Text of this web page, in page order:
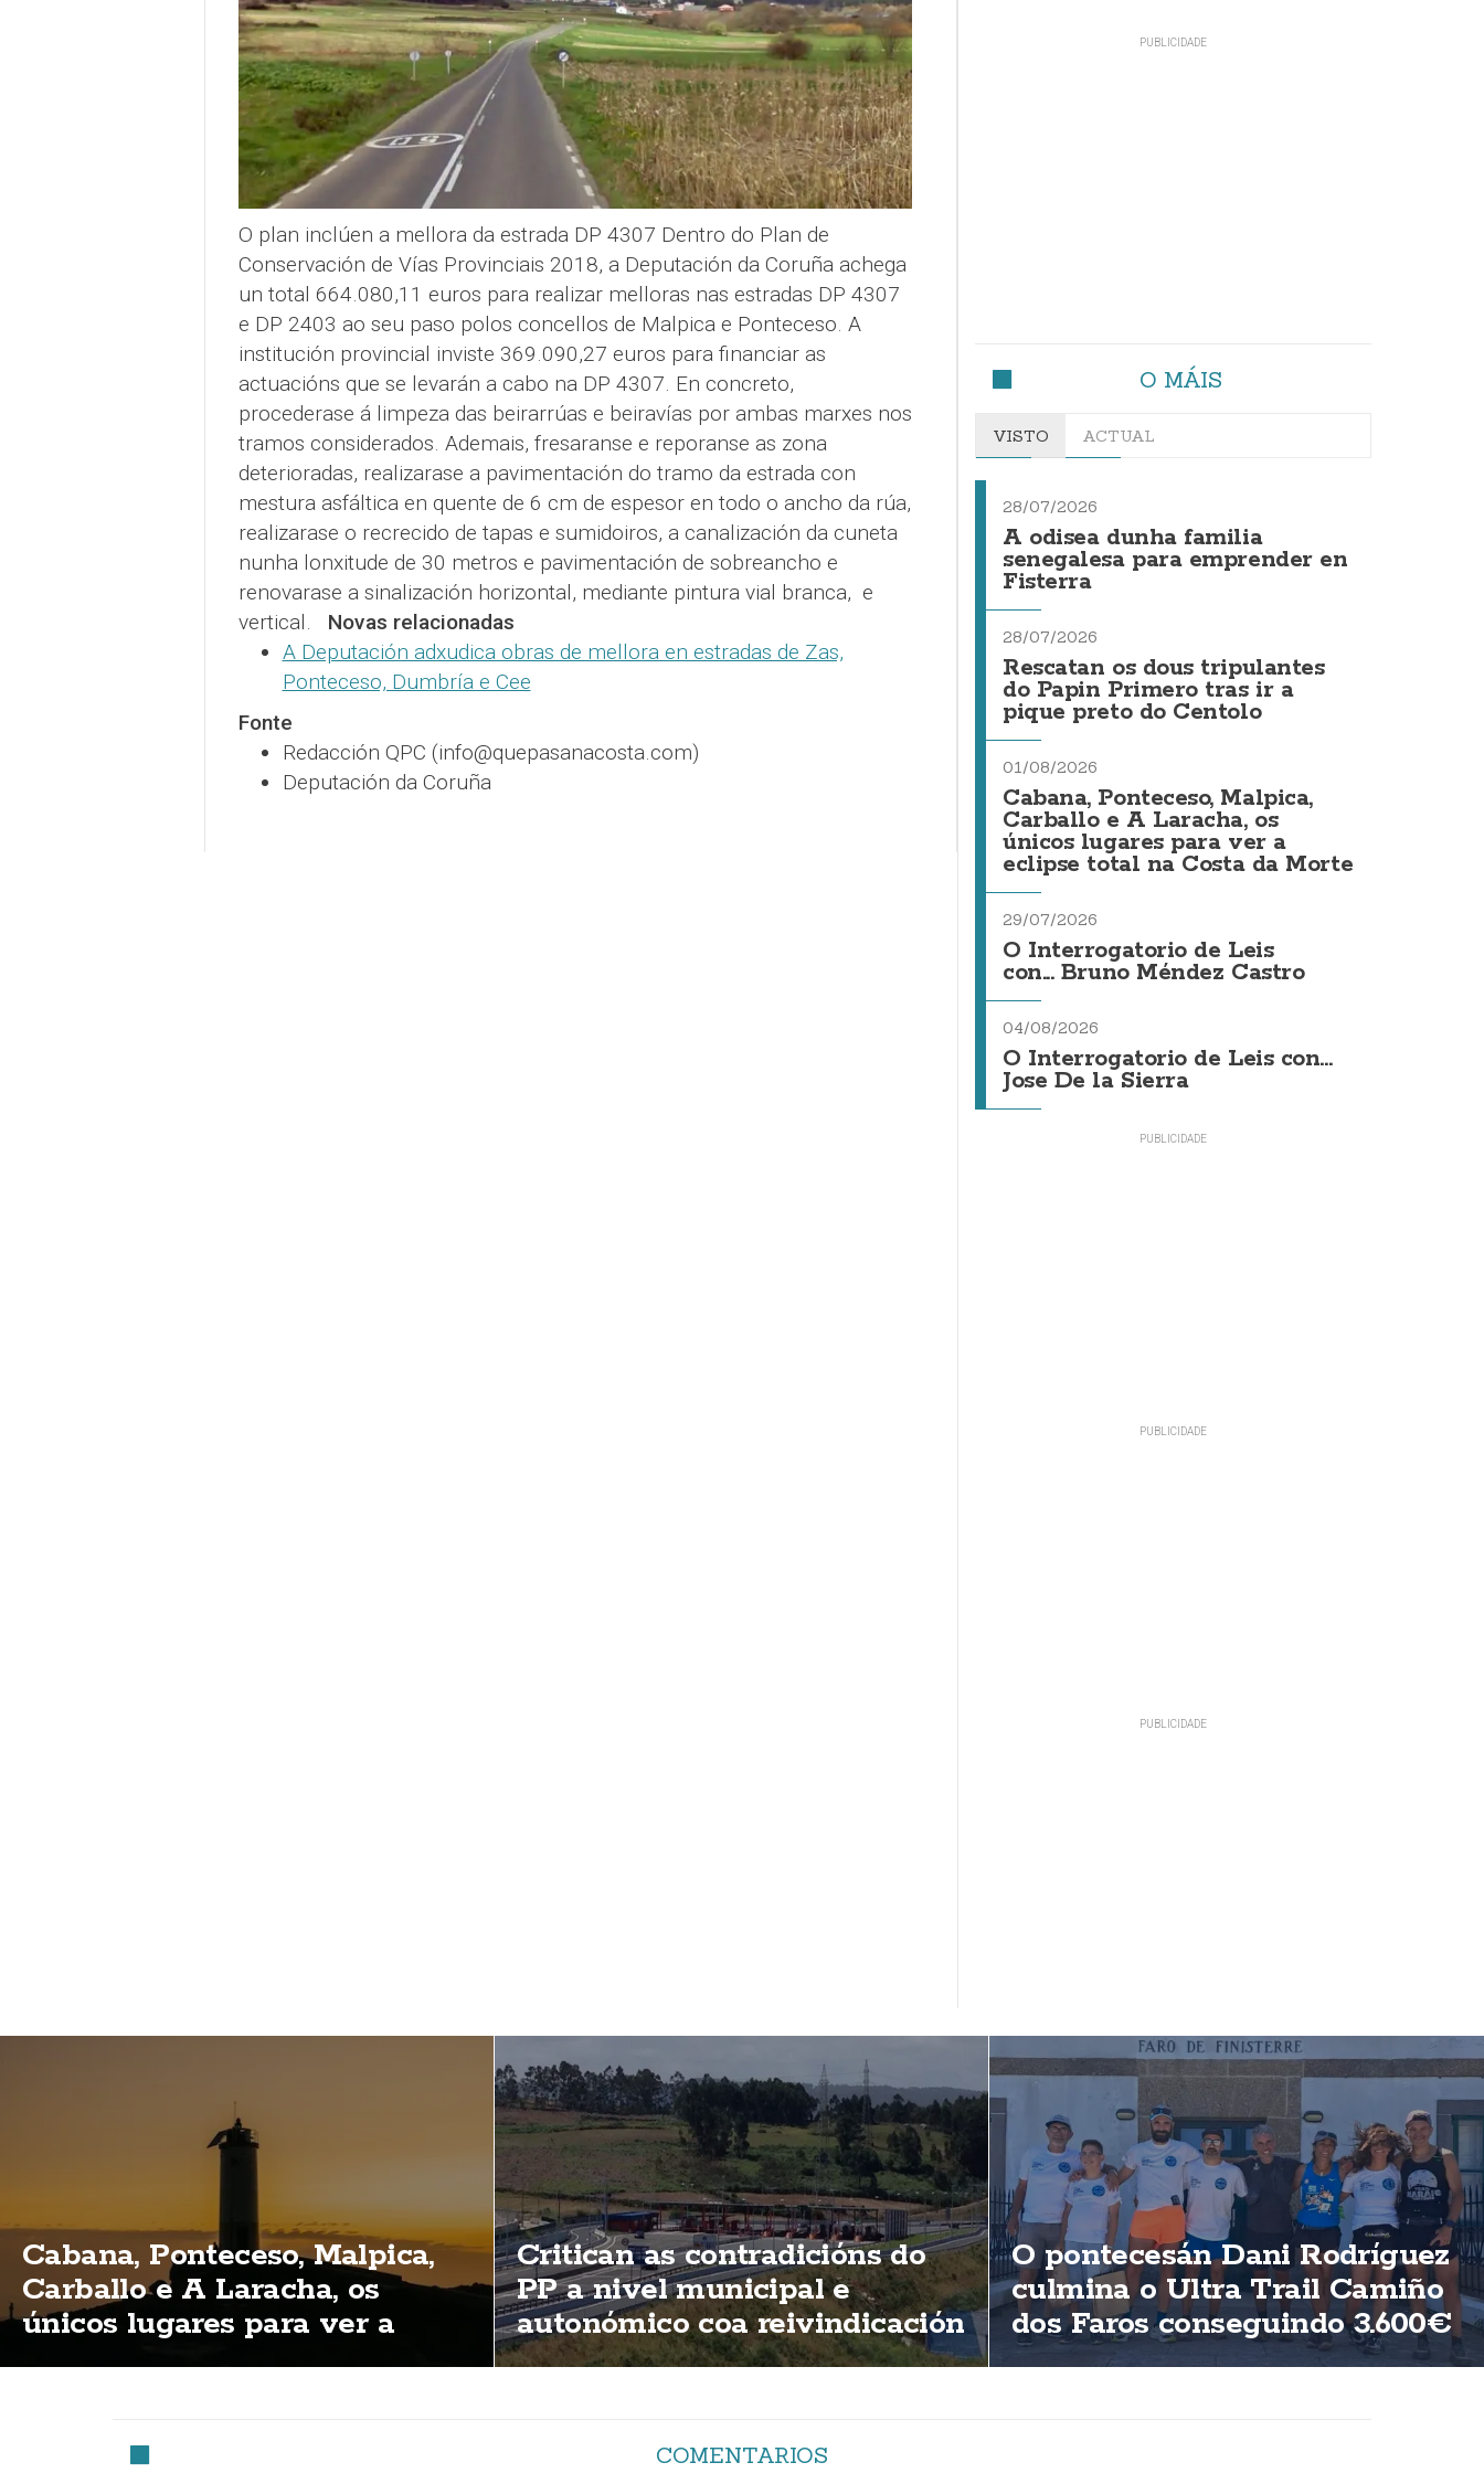
O plan inclúen a mellora da estrada DP 4307 Dentro do Plan de
Conservación de Vías Provinciais 2018, a Deputación da Coruña achega
un total 664.080,11 euros para realizar melloras nas estradas DP 4307
e DP 2403 ao seu paso polos concellos de Malpica e Ponteceso. A
institución provincial inviste 369.090,27 euros para financiar as
actuacións que se levarán a cabo na DP 4307. En concreto,
procederase á limpeza das beirarrúas e beiravías por ambas marxes nos
tramos considerados. Ademais, fresaranse e reporanse as zona
deterioradas, realizarase a pavimentación do tramo da estrada con
mestura asfáltica en quente de 6 cm de espesor en todo o ancho da rúa,
realizarase o recrecido de tapas e sumidoiros, a canalización da cuneta
nunha lonxitude de 30 metros e pavimentación de sobreancho e
renovarase a sinalización horizontal, mediante pintura vial branca, e
vertical. Novas relacionadas
A Deputación adxudica obras de mellora en estradas de Zas,
Ponteceso, Dumbría e Cee
Fonte
Redacción QPC (info@quepasanacosta.com)
Deputación da Coruña
O MÁIS
VISTO ACTUAL
28/07/2026
A odisea dunha familia
senegalesa para emprender en
Fisterra
28/07/2026
Rescatan os dous tripulantes
do Papin Primero tras ir a
pique preto do Centolo
01/08/2026
Cabana, Ponteceso, Malpica,
Carballo e A Laracha, os
únicos lugares para ver a
eclipse total na Costa da Morte
29/07/2026
O Interrogatorio de Leis
con... Bruno Méndez Castro
04/08/2026
O Interrogatorio de Leis con...
Jose De la Sierra
Cabana, Ponteceso, Malpica,
Carballo e A Laracha, os
únicos lugares para ver a
eclipse total na Costa da
Critican as contradicións do
PP a nivel municipal e
autonómico coa reivindicación
de elimininación das peaxes
O pontecesán Dani Rodríguez
culmina o Ultra Trail Camiño
dos Faros conseguindo 3.600€
para ASFEGA
COMENTARIOS